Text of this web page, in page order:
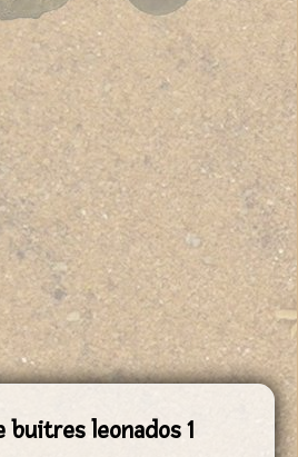
buitres leonados 1